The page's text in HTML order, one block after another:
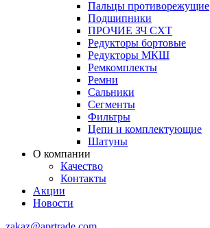
Пальцы противорежущие
Подшипники
ПРОЧИЕ ЗЧ СХТ
Редукторы бортовые
Редукторы МКШ
Ремкомплекты
Ремни
Сальники
Сегменты
Фильтры
Цепи и комплектующие
Шатуны
О компании
Качество
Контакты
Акции
Новости